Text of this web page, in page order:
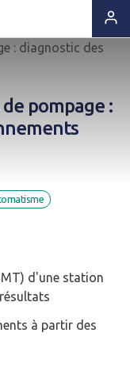
pompage :
d'une station
à partir des